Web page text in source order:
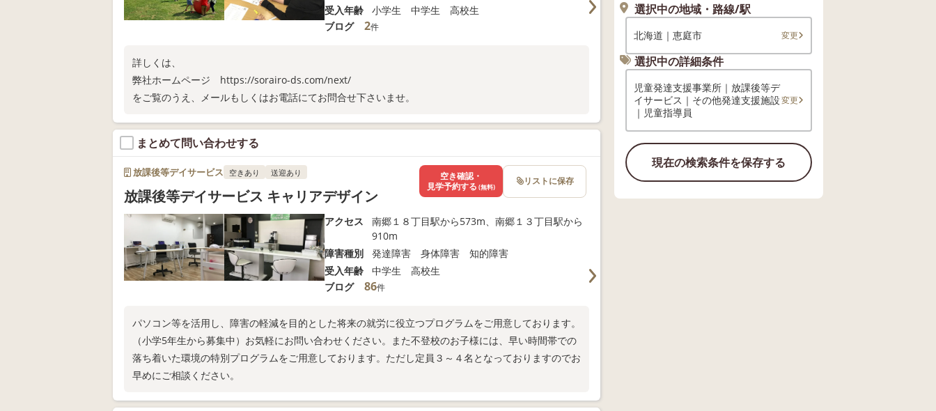
受入年齢
小学生 中学生 高校生
ブログ
2件
詳しくは、
弊社ホームページ https://sorairo-ds.com/next/
をご覧のうえ、メールもしくはお電話にてお問合せ下さいませ。
まとめて問い合わせする
放課後等デイサービス 空きあり 送迎あり
放課後等デイサービス キャリアデザイン
アクセス
南郷１８丁目駅から573m、南郷１３丁目駅から
910m
障害種別
発達障害 身体障害 知的障害
受入年齢
中学生 高校生
ブログ
86件
パソコン等を活用し、障害の軽減を目的とした将来の就労に役立つプログラムをご用意しております。
（小学5年生から募集中）お気軽にお問い合わせください。また不登校のお子様には、早い時間帯での
落ち着いた環境の特別プログラムをご用意しております。ただし定員３～４名となっておりますのでお
早めにご相談ください。
空き確認・
見学予約する (無料) リストに保存
選択中の地域・路線/駅
北海道｜恵庭市 変更
選択中の詳細条件
児童発達支援事業所｜放課後等デ
イサービス｜その他発達支援施設
｜児童指導員
変更
現在の検索条件を保存する